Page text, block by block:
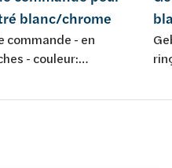
blanc/chrome
commande - en
- couleur: